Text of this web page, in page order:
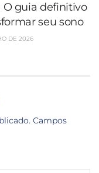
O guia definitivo
seu sono
DE 2026
Campos